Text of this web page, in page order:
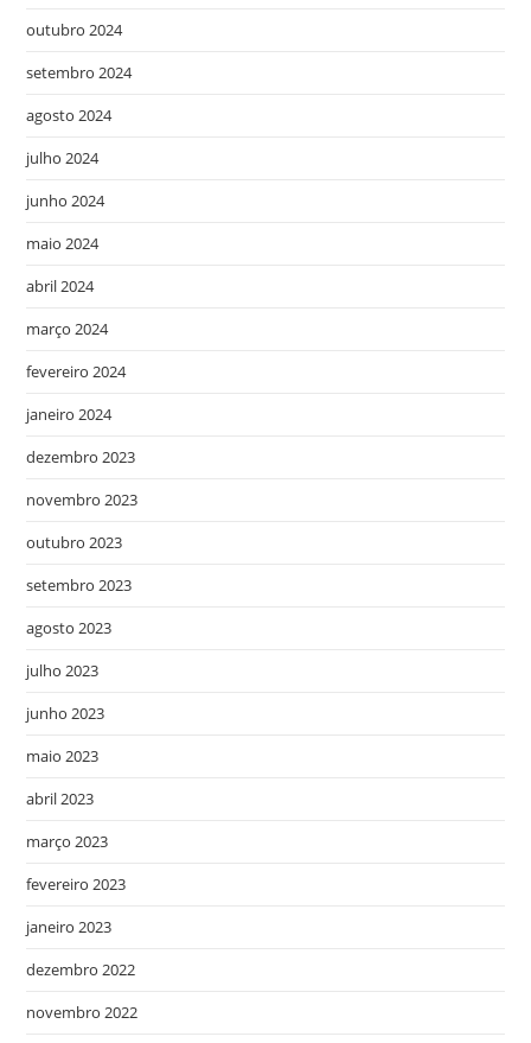
outubro 2024
setembro 2024
agosto 2024
julho 2024
junho 2024
maio 2024
abril 2024
março 2024
fevereiro 2024
janeiro 2024
dezembro 2023
novembro 2023
outubro 2023
setembro 2023
agosto 2023
julho 2023
junho 2023
maio 2023
abril 2023
março 2023
fevereiro 2023
janeiro 2023
dezembro 2022
novembro 2022